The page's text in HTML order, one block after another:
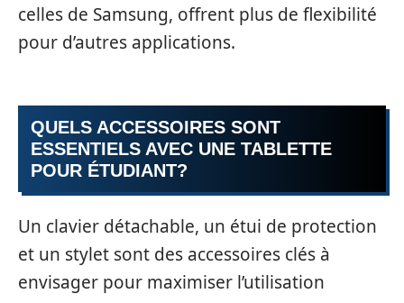
celles de Samsung, offrent plus de flexibilité
pour d’autres applications.
QUELS ACCESSOIRES SONT
ESSENTIELS AVEC UNE TABLETTE
POUR ÉTUDIANT?
Un clavier détachable, un étui de protection
et un stylet sont des accessoires clés à
envisager pour maximiser l’utilisation